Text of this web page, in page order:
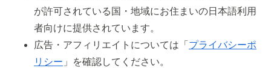
が許可されている国・地域にお住まいの日本語利用
者向けに提供されています。
広告・アフィリエイトについては「 プライバシーポ
リシー 」を確認してください。